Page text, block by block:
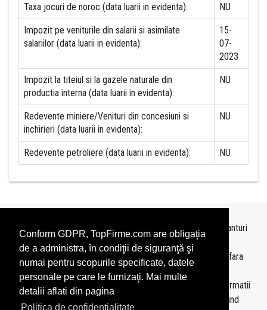
Conform GDPR, TopFirme.com are obligaţia
de a administra, în condiţii de siguranţă şi
numai pentru scopurile specificate, datele
personale pe care le furnizaţi. Mai multe
detalii aflati din pagina
Politica de confidentialitate
Taxa jocuri de noroc (data luarii in evidenta): NU
Impozit pe veniturile din salarii si asimilate
salariilor (data luarii in evidenta):
15-
07-
2023
Impozit la titeiul si la gazele naturale din
productia interna (data luarii in evidenta):
NU
Redevente miniere/Venituri din concesiuni si
inchirieri (data luarii in evidenta):
NU
Redevente petroliere (data luarii in evidenta): NU
Topurile sunt realizate deTopFirme
pe baza ultimelor bilanturi
depuse si au scop informativ.
Este interzisa folosirea topurilor fara acordul TopFirme si fara
precizarea sursei.
Daca doriti sa achizitionati
topuri personalizate
sau informatii
despre agentii economici va rugam sa ne contactati folosind